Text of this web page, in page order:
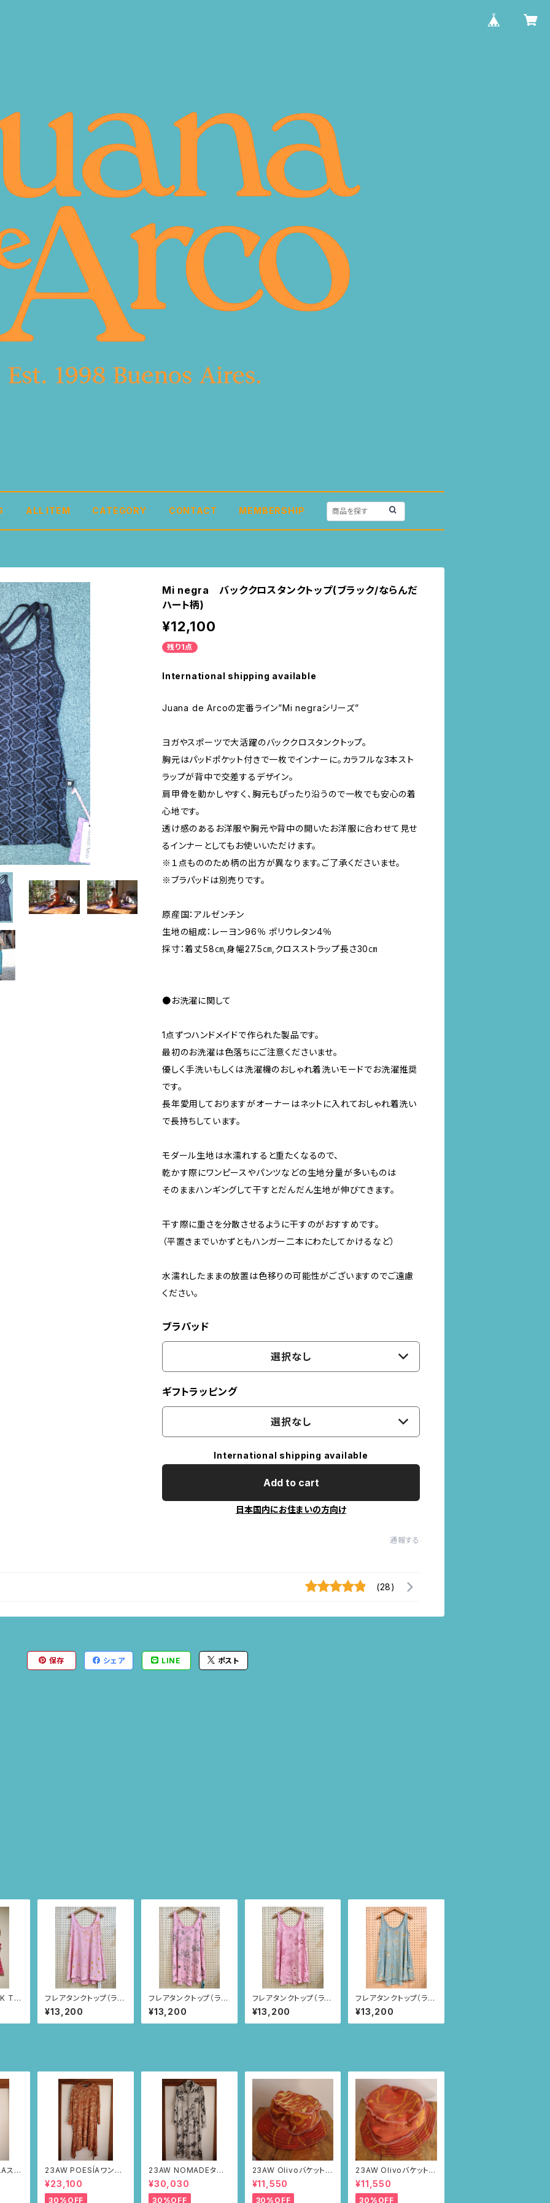
ALL ITEM CATEGORY CONTACT MEMBERSHIP
Mi negra バッククロスタンクトップ(ブラック/ならんだ
ハート柄)
¥12,100
残り1点
International shipping available
Juana de Arcoの定番ライン”Mi negraシリーズ”
ヨガやスポーツで大活躍のバッククロスタンクトップ。
胸元はパッドポケット付きで一枚でインナーに。カラフルな3本スト
ラップが背中で交差するデザイン。
肩甲骨を動かしやすく、胸元もぴったり沿うので一枚でも安心の着
心地です。
透け感のあるお洋服や胸元や背中の開いたお洋服に合わせて見せ
るインナーとしてもお使いいただけます。
※１点もののため柄の出方が異なります。ご了承くださいませ。
※ブラパッドは別売りです。
原産国：アルゼンチン
生地の組成：レーヨン96％ ポリウレタン4％
採寸：着丈58㎝,身幅27.5㎝,クロスストラップ長さ30㎝
●お洗濯に関して
1点ずつハンドメイドで作られた製品です。
最初のお洗濯は色落ちにご注意くださいませ。
優しく手洗いもしくは洗濯機のおしゃれ着洗いモードでお洗濯推奨
です。
長年愛用しておりますがオーナーはネットに入れておしゃれ着洗い
で長持ちしています。
モダール生地は水濡れすると重たくなるので、
乾かす際にワンピースやパンツなどの生地分量が多いものは
そのままハンギングして干すとだんだん生地が伸びてきます。
干す際に重さを分散させるように干すのがおすすめです。
（平置きまでいかずともハンガー二本にわたしてかけるなど）
水濡れしたままの放置は色移りの可能性がございますのでご遠慮
ください。
ブラパッド
選択なし
ギフトラッピング
選択なし
International shipping available
Add to cart
日本国内にお住まいの方向け
通報する
(28)
保存 シェア LINE ポスト
TO
フレアタンクトップ（ライ
トピンク/カモミール柄）
¥13,200
フレアタンクトップ（ライ
トピンク/カモミール柄）
¥13,200
フレアタンクトップ（ライ
トピンク/カモミール柄）
¥13,200
フレアタンクトップ（ライ
トブルー/カモミール柄）
¥13,200
ステ
23AW POESÍAワンピ
ース(ブラウン・サボテン
の山道柄)
¥23,100
30%OFF
23AW NOMADEター
トルワンピース(メランジ
グレー・サボテンの山道
柄)
¥30,030
30%OFF
23AW Olivoバケットハ
ット（ブラウン・ポピー
柄）
¥11,550
30%OFF
23AW Olivoバケットハ
ット（ブラウン・ポピー
柄）
¥11,550
30%OFF